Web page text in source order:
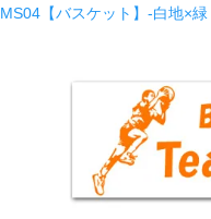
MS04【バスケット】-白地×緑